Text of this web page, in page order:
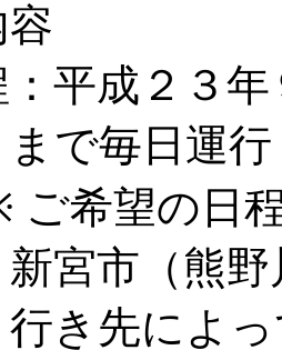
２３年９
まで毎日運行
の日程を
宮市（熊
行き先によ